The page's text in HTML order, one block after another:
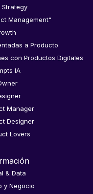
Management"
a Producto
con Productos Digitales
IA
Manager
Designer
Lovers
& Data
y Negocio